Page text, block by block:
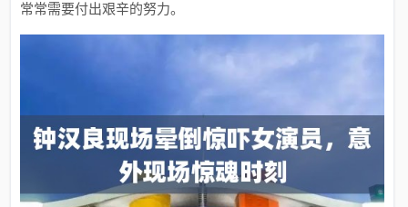
常常需要付出艰辛的努力。